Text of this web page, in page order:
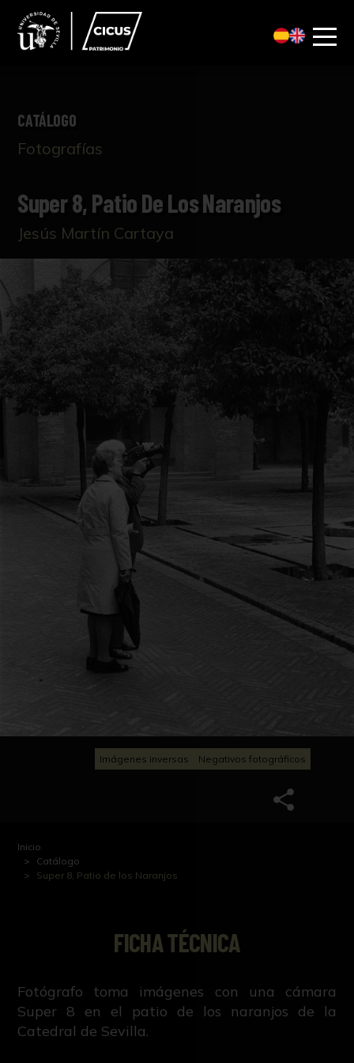
CATÁLOGO
Fotografías
Super 8, Patio De Los Naranjos
Jesús Martín Cartaya
Imágenes inversas Negativos fotográficos
Inicio
Catálogo
Super 8, Patio de los Naranjos
FICHA TÉCNICA
Fotógrafo toma imágenes con una cámara
Super 8 en el patio de los naranjos de la
Catedral de Sevilla.